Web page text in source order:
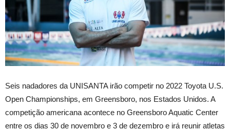
Seis nadadores da UNISANTA irão competir no 2022 Toyota U.S.
Open Championships, em Greensboro, nos Estados Unidos. A
competição americana acontece no Greensboro Aquatic Center
entre os dias 30 de novembro e 3 de dezembro e irá reunir atletas